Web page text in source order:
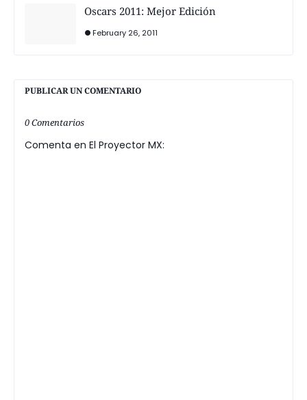
Oscars 2011: Mejor Edición
February 26, 2011
PUBLICAR UN COMENTARIO
0 Comentarios
Comenta en El Proyector MX: